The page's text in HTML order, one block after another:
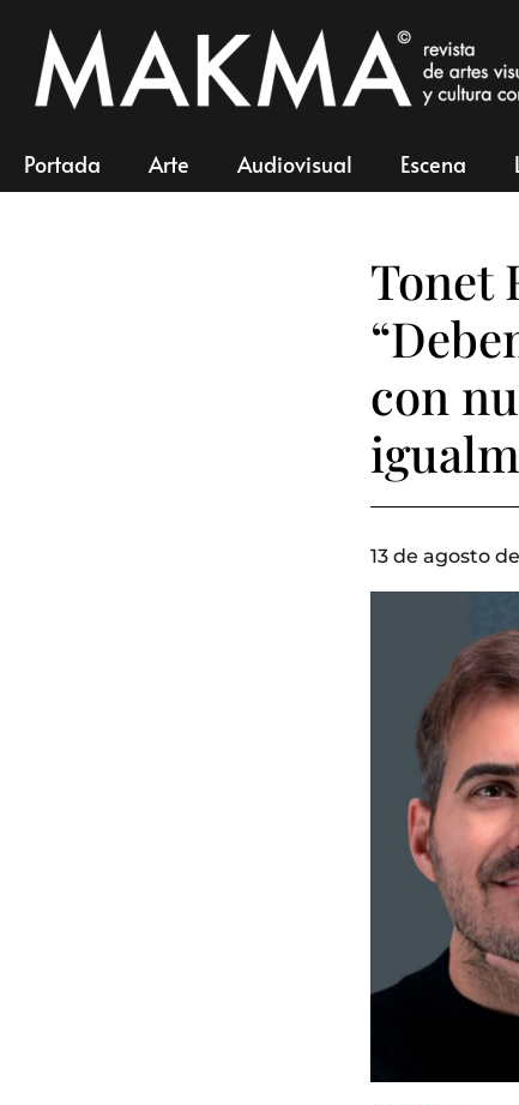
Portada Arte Audiovisual Escena
Tonet
con
13 de agosto de